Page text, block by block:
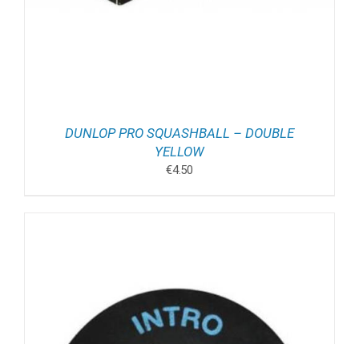
DUNLOP PRO SQUASHBALL – DOUBLE
YELLOW
€4.50